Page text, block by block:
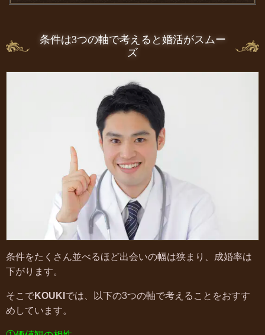
条件は3つの軸で考えると婚活がスムー
ズ
条件をたくさん並べるほど出会いの幅は狭まり、成婚率は
下がります。
そこでKOUKI では、以下の3つの軸で考えることをおすす
めしています。